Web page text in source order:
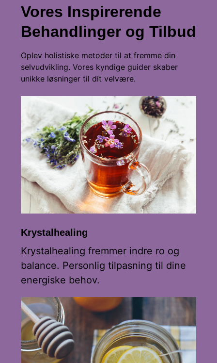
Vores Inspirerende
Behandlinger og Tilbud
Oplev holistiske metoder til at fremme din
selvudvikling. Vores kyndige guider skaber
unikke løsninger til dit velvære.
Krystalhealing
Krystalhealing fremmer indre ro og
balance. Personlig tilpasning til dine
energiske behov.